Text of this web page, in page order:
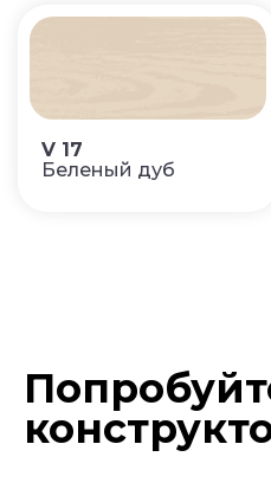
V 17
Беленый дуб
бани